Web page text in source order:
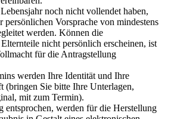
noch nicht vollendet haben,
persönlichen Vorsprache von mindestens
werden. Können die
nicht persönlich erscheinen, ist
für die Antragstellung
werden Ihre Identität und Ihre
(bringen Sie bitte Ihre Unterlagen,
mit zum Termin).
entsprochen, werden für die Herstellung